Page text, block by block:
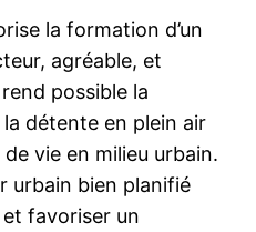
la formation d’un
agréable, et
possible la
détente en plein air
vie en milieu urbain.
urbain bien planifié
favoriser un